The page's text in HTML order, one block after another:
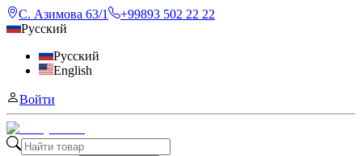
С. Азимова 63/1
+99893 502 22 22
Русский
Русский
English
Войти